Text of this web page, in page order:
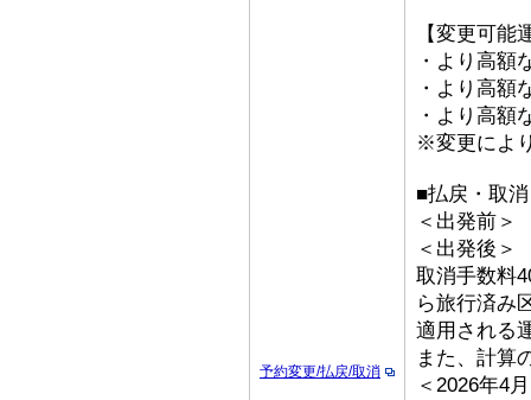
予約変更/払戻/取消
【変更可能
・より高額
・より高額
・より高額
※変更によ
■払戻・取消
＜出発前＞
＜出発後
取消手数料
ら旅行済み
適用される
また、計算
＜2026年4